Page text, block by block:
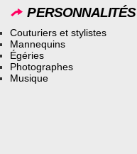
PERSONNALITÉS
Couturiers et stylistes
Mannequins
Égéries
Photographes
Musique